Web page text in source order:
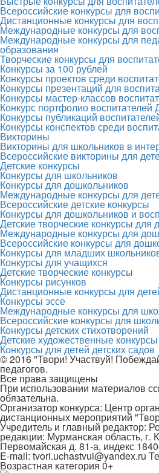
Всероссийские конкурсы для
Дистанционные конкурсы для
Международные конкурсы для
Международные конкурсы для
образования
Творческие конкурсы для
Конкурсы за 100 рублей
Конкурсы проектов среди
Конкурсы презентаций для
Конкурсы мастер-классов
Конкурс портфолио воспитателей
Конкурсы публикаций
Конкурсы конспектов среди
Викторины
Викторины для школьников в
Всероссийские викторины для
Детские конкурсы
Конкурсы для школьников
Конкурсы для дошкольников
Международные конкурсы для
Всероссийские детские конкурсы
Конкурсы для дошкольников и
Детские творческие конкурсы для
Международные конкурсы для
Всероссийские конкурсы для
Конкурсы для младших
Конкурсы для учащихся
Детские творческие конкурсы
Конкурсы рисунков
Дистанционные конкурсы для
Конкурсы эссе
Международные конкурсы для
Всероссийские конкурсы для
Конкурсы детских стихотворений
Детские художественные конкурсы
Конкурсы для детей детских садов
© 2016 "Твори! Участвуй!
педагогов.
Все права защищены
При использовании материалов
обязательна.
Организатор конкурса: Центр
дистанционных мероприятий
Учредитель и главный редактор:
редакции: Мурманская область, г.
Первомайская д. 81-а, индекс
E-mail: tvori.uchastvui@yandex.ru
Возрастная категория 0+